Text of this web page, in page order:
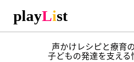
声かけレシピと療育
子どもの発達を支える